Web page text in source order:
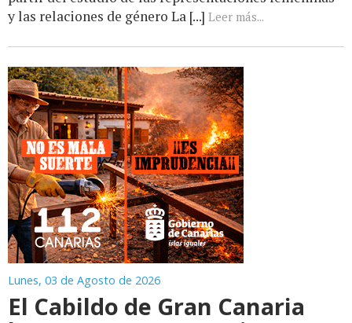
y las relaciones de género La [...] Leer más...
Lunes, 03 de Agosto de 2026
El Cabildo de Gran Canaria